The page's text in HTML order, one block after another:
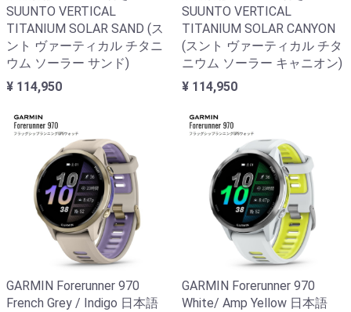
SUUNTO VERTICAL
TITANIUM SOLAR SAND (ス
ント ヴァーティカル チタニ
ウム ソーラー サンド)
¥ 114,950
SUUNTO VERTICAL
TITANIUM SOLAR CANYON
(スント ヴァーティカル チタ
ニウム ソーラー キャニオン)
¥ 114,950
GARMIN Forerunner 970
French Grey / Indigo 日本語
GARMIN Forerunner 970
White/ Amp Yellow 日本語